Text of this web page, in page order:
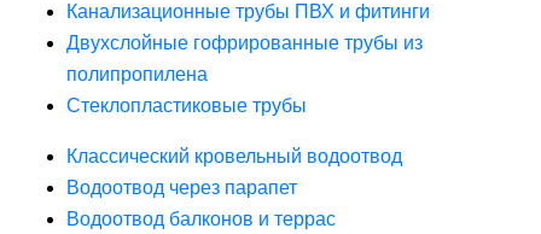
Канализационные трубы ПВХ и фитинги
Двухслойные гофрированные трубы из
полипропилена
Стеклопластиковые трубы
Классический кровельный водоотвод
Водоотвод через парапет
Водоотвод балконов и террас